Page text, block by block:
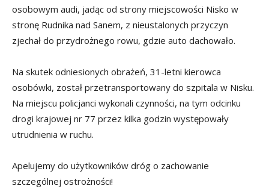
osobowym audi, jadąc od strony miejscowości Nisko w
stronę Rudnika nad Sanem, z nieustalonych przyczyn
zjechał do przydrożnego rowu, gdzie auto dachowało.
Na skutek odniesionych obrażeń, 31-letni kierowca
osobówki, został przetransportowany do szpitala w Nisku.
Na miejscu policjanci wykonali czynności, na tym odcinku
drogi krajowej nr 77 przez kilka godzin występowały
utrudnienia w ruchu.
Apelujemy do użytkowników dróg o zachowanie
szczególnej ostrożności!